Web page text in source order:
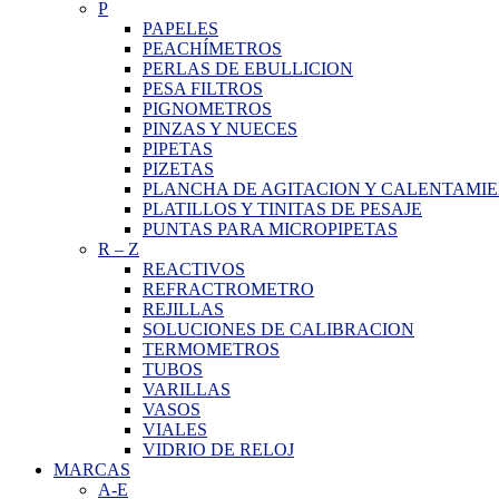
P
PAPELES
PEACHÍMETROS
PERLAS DE EBULLICION
PESA FILTROS
PIGNOMETROS
PINZAS Y NUECES
PIPETAS
PIZETAS
PLANCHA DE AGITACION Y
PLATILLOS Y TINITAS DE PESAJE
PUNTAS PARA MICROPIPETAS
R – Z
REACTIVOS
REFRACTROMETRO
REJILLAS
SOLUCIONES DE CALIBRACION
TERMOMETROS
TUBOS
VARILLAS
VASOS
VIALES
VIDRIO DE RELOJ
MARCAS
A-E